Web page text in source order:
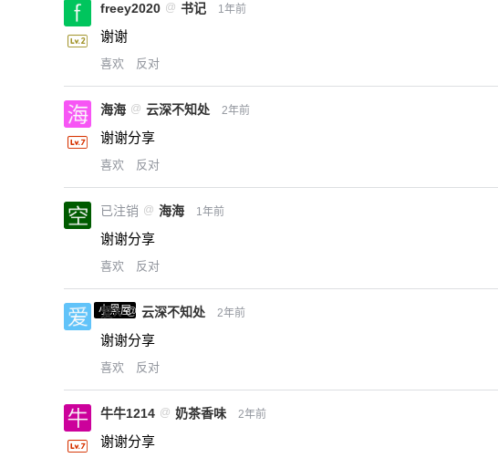
freey2020 @ 书记 1年前
谢谢
喜欢 反对
海海 @ 云深不知处 2年前
谢谢分享
喜欢 反对
已注销 @ 海海 1年前
谢谢分享
喜欢 反对
小黑屋
爱X @ 云深不知处 2年前
谢谢分享
喜欢 反对
牛牛1214 @ 奶茶香味 2年前
谢谢分享